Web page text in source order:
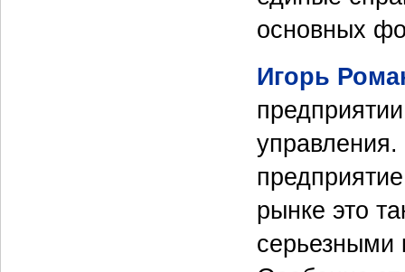
основных
Игорь
управления.
рынке это
серьезными